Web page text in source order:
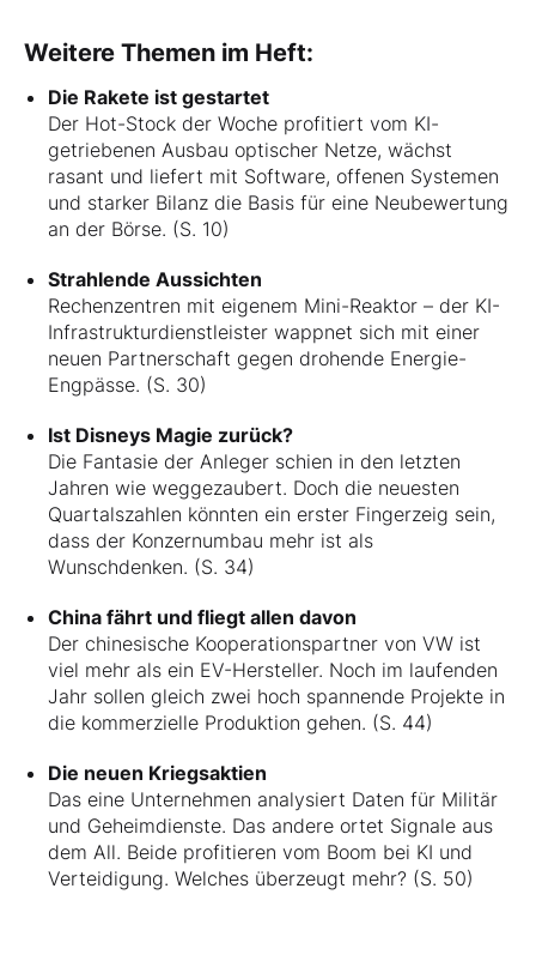
Weitere Themen im Heft:
Die Rakete ist gestartet
Der Hot-Stock der Woche profitiert vom KI-
getriebenen Ausbau optischer Netze, wächst
rasant und liefert mit Software, offenen Systemen
und starker Bilanz die Basis für eine Neubewertung
an der Börse. (S. 10)
Strahlende Aussichten
Rechenzentren mit eigenem Mini-Reaktor – der KI-
Infrastrukturdienstleister wappnet sich mit einer
neuen Partnerschaft gegen drohende Energie-
Engpässe. (S. 30)
Ist Disneys Magie zurück?
Die Fantasie der Anleger schien in den letzten
Jahren wie weggezaubert. Doch die neuesten
Quartalszahlen könnten ein erster Fingerzeig sein,
dass der Konzernumbau mehr ist als
Wunschdenken. (S. 34)
China fährt und fliegt allen davon
Der chinesische Kooperationspartner von VW ist
viel mehr als ein EV-Hersteller. Noch im laufenden
Jahr sollen gleich zwei hoch spannende Projekte in
die kommerzielle Produktion gehen. (S. 44)
Die neuen Kriegsaktien
Das eine Unternehmen analysiert Daten für Militär
und Geheimdienste. Das andere ortet Signale aus
dem All. Beide profitieren vom Boom bei KI und
Verteidigung. Welches überzeugt mehr? (S. 50)